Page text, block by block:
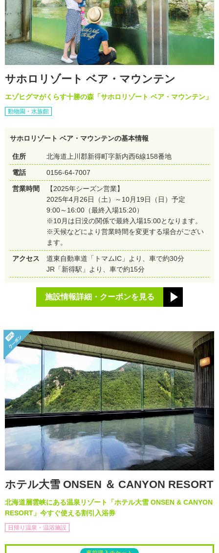
サホロリゾート ベア・マウンテン
エゾヒグマがくらす十勝の森「サホロリゾート ベア・マウンテン」
動物園・水族館
サホロリゾート ベア・マウンテンの基本情報
住所 北海道上川郡新得町字新内西6線158番地
電話 0156-64-7007
営業時間
【2025年シーズン営業】
2025年4月26日（土）～10月19日（日）予定
9:00～16:00（最終入場15:20）
※10月は日没の関係で最終入場15:00となります。
※天候などにより営業時間を変更する場合がござい
ます。
アクセス
道東自動車道「トマムIC」より、車で約30分
JR「新得駅」より、車で約15分
施設情報詳細・クーポンを見る
ホテル大雪 ONSEN ＆ CANYON RESORT
北海道層雲峡にある温泉リゾート「ホテル大雪 ONSEN & CANYON
RESORT」今すぐ使える割引入浴券
日帰り温泉・温浴施設